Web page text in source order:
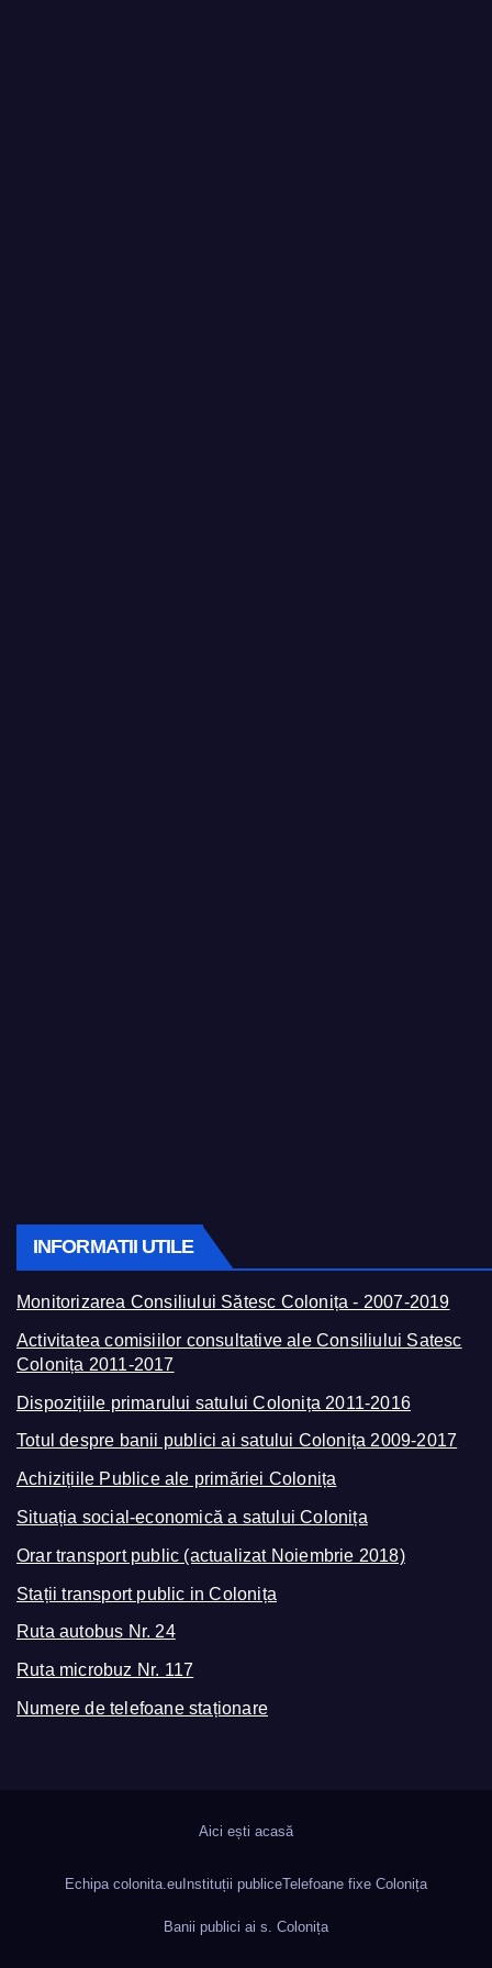
INFORMATII UTILE
Monitorizarea Consiliului Sătesc Colonița - 2007-2019
Activitatea comisiilor consultative ale Consiliului Satesc
Colonița 2011-2017
Dispozițiile primarului satului Colonița 2011-2016
Totul despre banii publici ai satului Colonița 2009-2017
Achizițiile Publice ale primăriei Colonița
Situația social-economică a satului Colonița
Orar transport public (actualizat Noiembrie 2018)
Stații transport public in Colonița
Ruta autobus Nr. 24
Ruta microbuz Nr. 117
Numere de telefoane staționare
Aici ești acasă
Echipa colonita.eu Instituții publiceTelefoane fixe Colonița
Banii publici ai s. Colonița